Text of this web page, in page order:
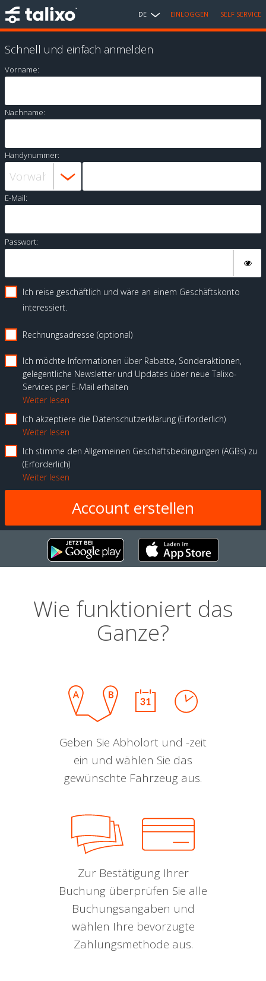
DE EINLOGGEN SELF SERVICE
Schnell und einfach anmelden
Vorname:
Nachname:
Handynummer:
E-Mail:
Passwort:
Ich reise geschäftlich und wäre an einem Geschäftskonto
interessiert.
Rechnungsadresse (optional)
Ich möchte Informationen über Rabatte, Sonderaktionen,
gelegentliche Newsletter und Updates über neue Talixo-
Services per E-Mail erhalten
Weiter lesen
Ich akzeptiere die Datenschutzerklärung Erforderlich
Weiter lesen
Ich stimme den Allgemeinen Geschäftsbedingungen (AGBs) zu
Erforderlich
Weiter lesen
Wie funktioniert das
Ganze?
Geben Sie Abholort und -zeit
ein und wählen Sie das
gewünschte Fahrzeug aus.
Zur Bestätigung Ihrer
Buchung überprüfen Sie alle
Buchungsangaben und
wählen Ihre bevorzugte
Zahlungsmethode aus.